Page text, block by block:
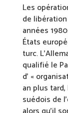
Les
de
années
États
turc.
qualifié le
d’ «
an plus
suédois de